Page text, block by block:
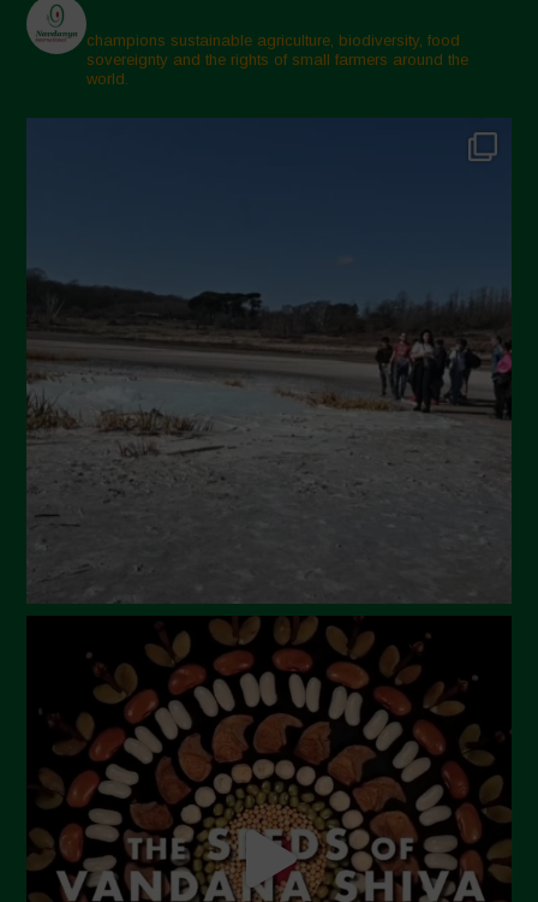
Marzo 2025
Febbraio 2025
Gennaio 2025
Settembre 2024
Luglio 2024
Maggio 2024
Aprile 2024
Marzo 2024
Febbraio 2024
Ottobre 2023
Settembre 2023
Agosto 2023
Luglio 2023
Giugno 2023
Maggio 2023
champions sustainable agriculture, biodiversity, food
sovereignty and the rights of small farmers around the
world.